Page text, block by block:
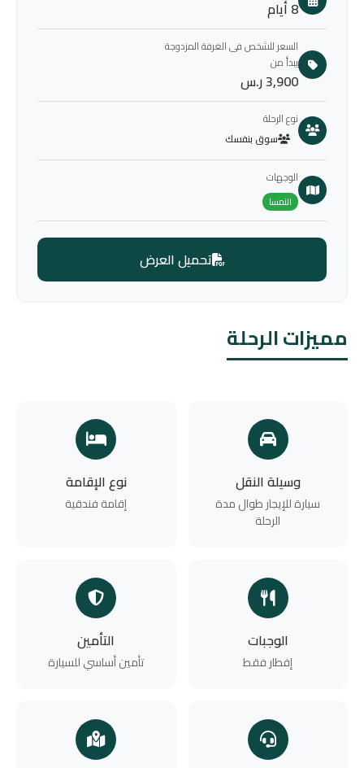
مميزات الرحلة
وسيلة النقل
سيارة للإيجار طوال مدة
الرحلة
نوع الإقامة
إقامة فندقية
الوجبات
إفطار فقط
التأمين
تأمين أساسي للسيارة
8 أيام
السعر للشخص فى الغرفة المزدوجة
يبدأ من
3,900 ر.س
نوع الرحلة
سوق بنفسك
الوجهات
النمسا
تحميل العرض